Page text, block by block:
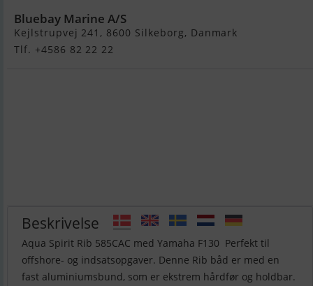
Bluebay Marine A/S
Kejlstrupvej 241, 8600 Silkeborg, Danmark
Tlf. +4586 82 22 22
Beskrivelse
Aqua Spirit Rib 585CAC med Yamaha F130 Perfekt til
offshore- og indsatsopgaver. Denne Rib båd er med en
fast aluminiumsbund, som er ekstrem hårdfør og holdbar.